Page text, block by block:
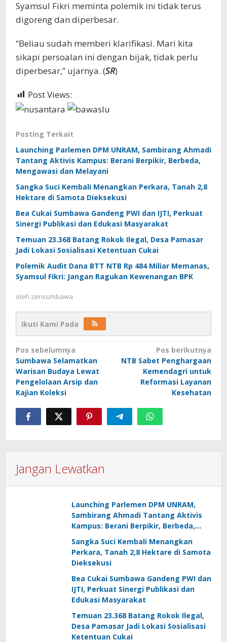
Syamsul Fikri meminta polemik ini tidak terus
digoreng dan diperbesar.
“Beliau sudah memberi klarifikasi. Mari kita
sikapi persoalan ini dengan bijak, tidak perlu
diperbesar,” ujarnya. (SR)
Post Views:
Posting Terkait
Launching Parlemen DPM UNRAM, Sambirang Ahmadi
Tantang Aktivis Kampus: Berani Berpikir, Berbeda,
Mengawasi dan Melayani
Sangka Suci Kembali Menangkan Perkara, Tanah 2,8
Hektare di Samota Dieksekusi
Bea Cukai Sumbawa Gandeng PWI dan IJTI, Perkuat
Sinergi Publikasi dan Edukasi Masyarakat
Temuan 23.368 Batang Rokok Ilegal, Desa Pamasar
Jadi Lokasi Sosialisasi Ketentuan Cukai
Polemik Audit Dana BTT NTB Rp 484 Miliar Memanas,
Syamsul Fikri: Jangan Ragukan Kewenangan BPK
oleh zensumbawa
Ikuti Kami Pada
Navigasi
pos
Pos sebelumnya
Sumbawa Selamatkan
Warisan Budaya Lewat
Pengelolaan Arsip dan
Kajian Koleksi
Pos berikutnya
NTB Sabet Penghargaan
Kemendagri untuk
Reformasi Layanan
Kesehatan
Jangan Lewatkan
Launching Parlemen DPM UNRAM,
Sambirang Ahmadi Tantang Aktivis
Kampus: Berani Berpikir, Berbeda,
Sangka Suci Kembali Menangkan
Perkara, Tanah 2,8 Hektare di Samota
Dieksekusi
Bea Cukai Sumbawa Gandeng PWI dan
IJTI, Perkuat Sinergi Publikasi dan
Edukasi Masyarakat
Temuan 23.368 Batang Rokok Ilegal,
Desa Pamasar Jadi Lokasi Sosialisasi
Ketentuan Cukai